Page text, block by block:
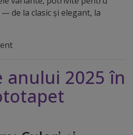
de la clasic și elegant, la
anului 2025 în